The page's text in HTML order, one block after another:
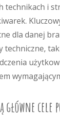
technikach i
dla danej
techniczne,
główne